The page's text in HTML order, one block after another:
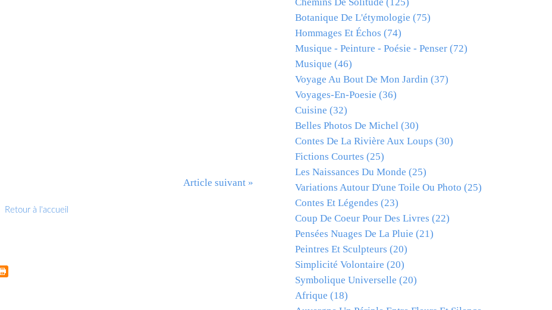
Article suivant »
Retour à l'accueil
Botanique De L'étymologie (75)
Hommages Et Échos (74)
Musique - Peinture - Poésie - Penser (72)
Musique (46)
Voyage Au Bout De Mon Jardin (37)
Voyages-En-Poesie (36)
Cuisine (32)
Belles Photos De Michel (30)
Contes De La Rivière Aux Loups (30)
Fictions Courtes (25)
Les Naissances Du Monde (25)
Variations Autour D'une Toile Ou Photo (25)
Contes Et Légendes (23)
Coup De Coeur Pour Des Livres (22)
Pensées Nuages De La Pluie (21)
Peintres Et Sculpteurs (20)
Simplicité Volontaire (20)
Symbolique Universelle (20)
Afrique (18)